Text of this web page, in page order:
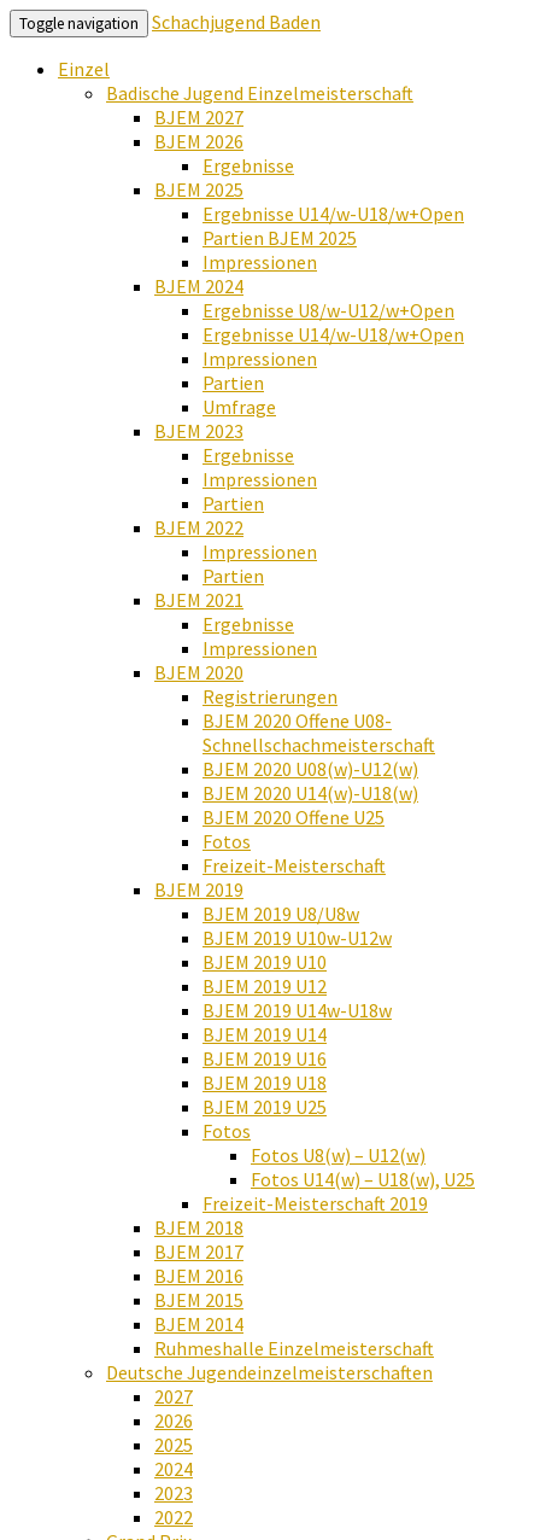
Toggle navigation
Schachjugend Baden
Einzel
Badische Jugend Einzelmeisterschaft
BJEM 2027
BJEM 2026
Ergebnisse
BJEM 2025
Ergebnisse U14/w-U18/w+Open
Partien BJEM 2025
Impressionen
BJEM 2024
Ergebnisse U8/w-U12/w+Open
Ergebnisse U14/w-U18/w+Open
Impressionen
Partien
Umfrage
BJEM 2023
Ergebnisse
Impressionen
Partien
BJEM 2022
Impressionen
Partien
BJEM 2021
Ergebnisse
Impressionen
BJEM 2020
Registrierungen
BJEM 2020 Offene U08-
Schnellschachmeisterschaft
BJEM 2020 U08(w)-U12(w)
BJEM 2020 U14(w)-U18(w)
BJEM 2020 Offene U25
Fotos
Freizeit-Meisterschaft
BJEM 2019
BJEM 2019 U8/U8w
BJEM 2019 U10w-U12w
BJEM 2019 U10
BJEM 2019 U12
BJEM 2019 U14w-U18w
BJEM 2019 U14
BJEM 2019 U16
BJEM 2019 U18
BJEM 2019 U25
Fotos
Fotos U8(w) – U12(w)
Fotos U14(w) – U18(w), U25
Freizeit-Meisterschaft 2019
BJEM 2018
BJEM 2017
BJEM 2016
BJEM 2015
BJEM 2014
Ruhmeshalle Einzelmeisterschaft
Deutsche Jugendeinzelmeisterschaften
2027
2026
2025
2024
2023
2022